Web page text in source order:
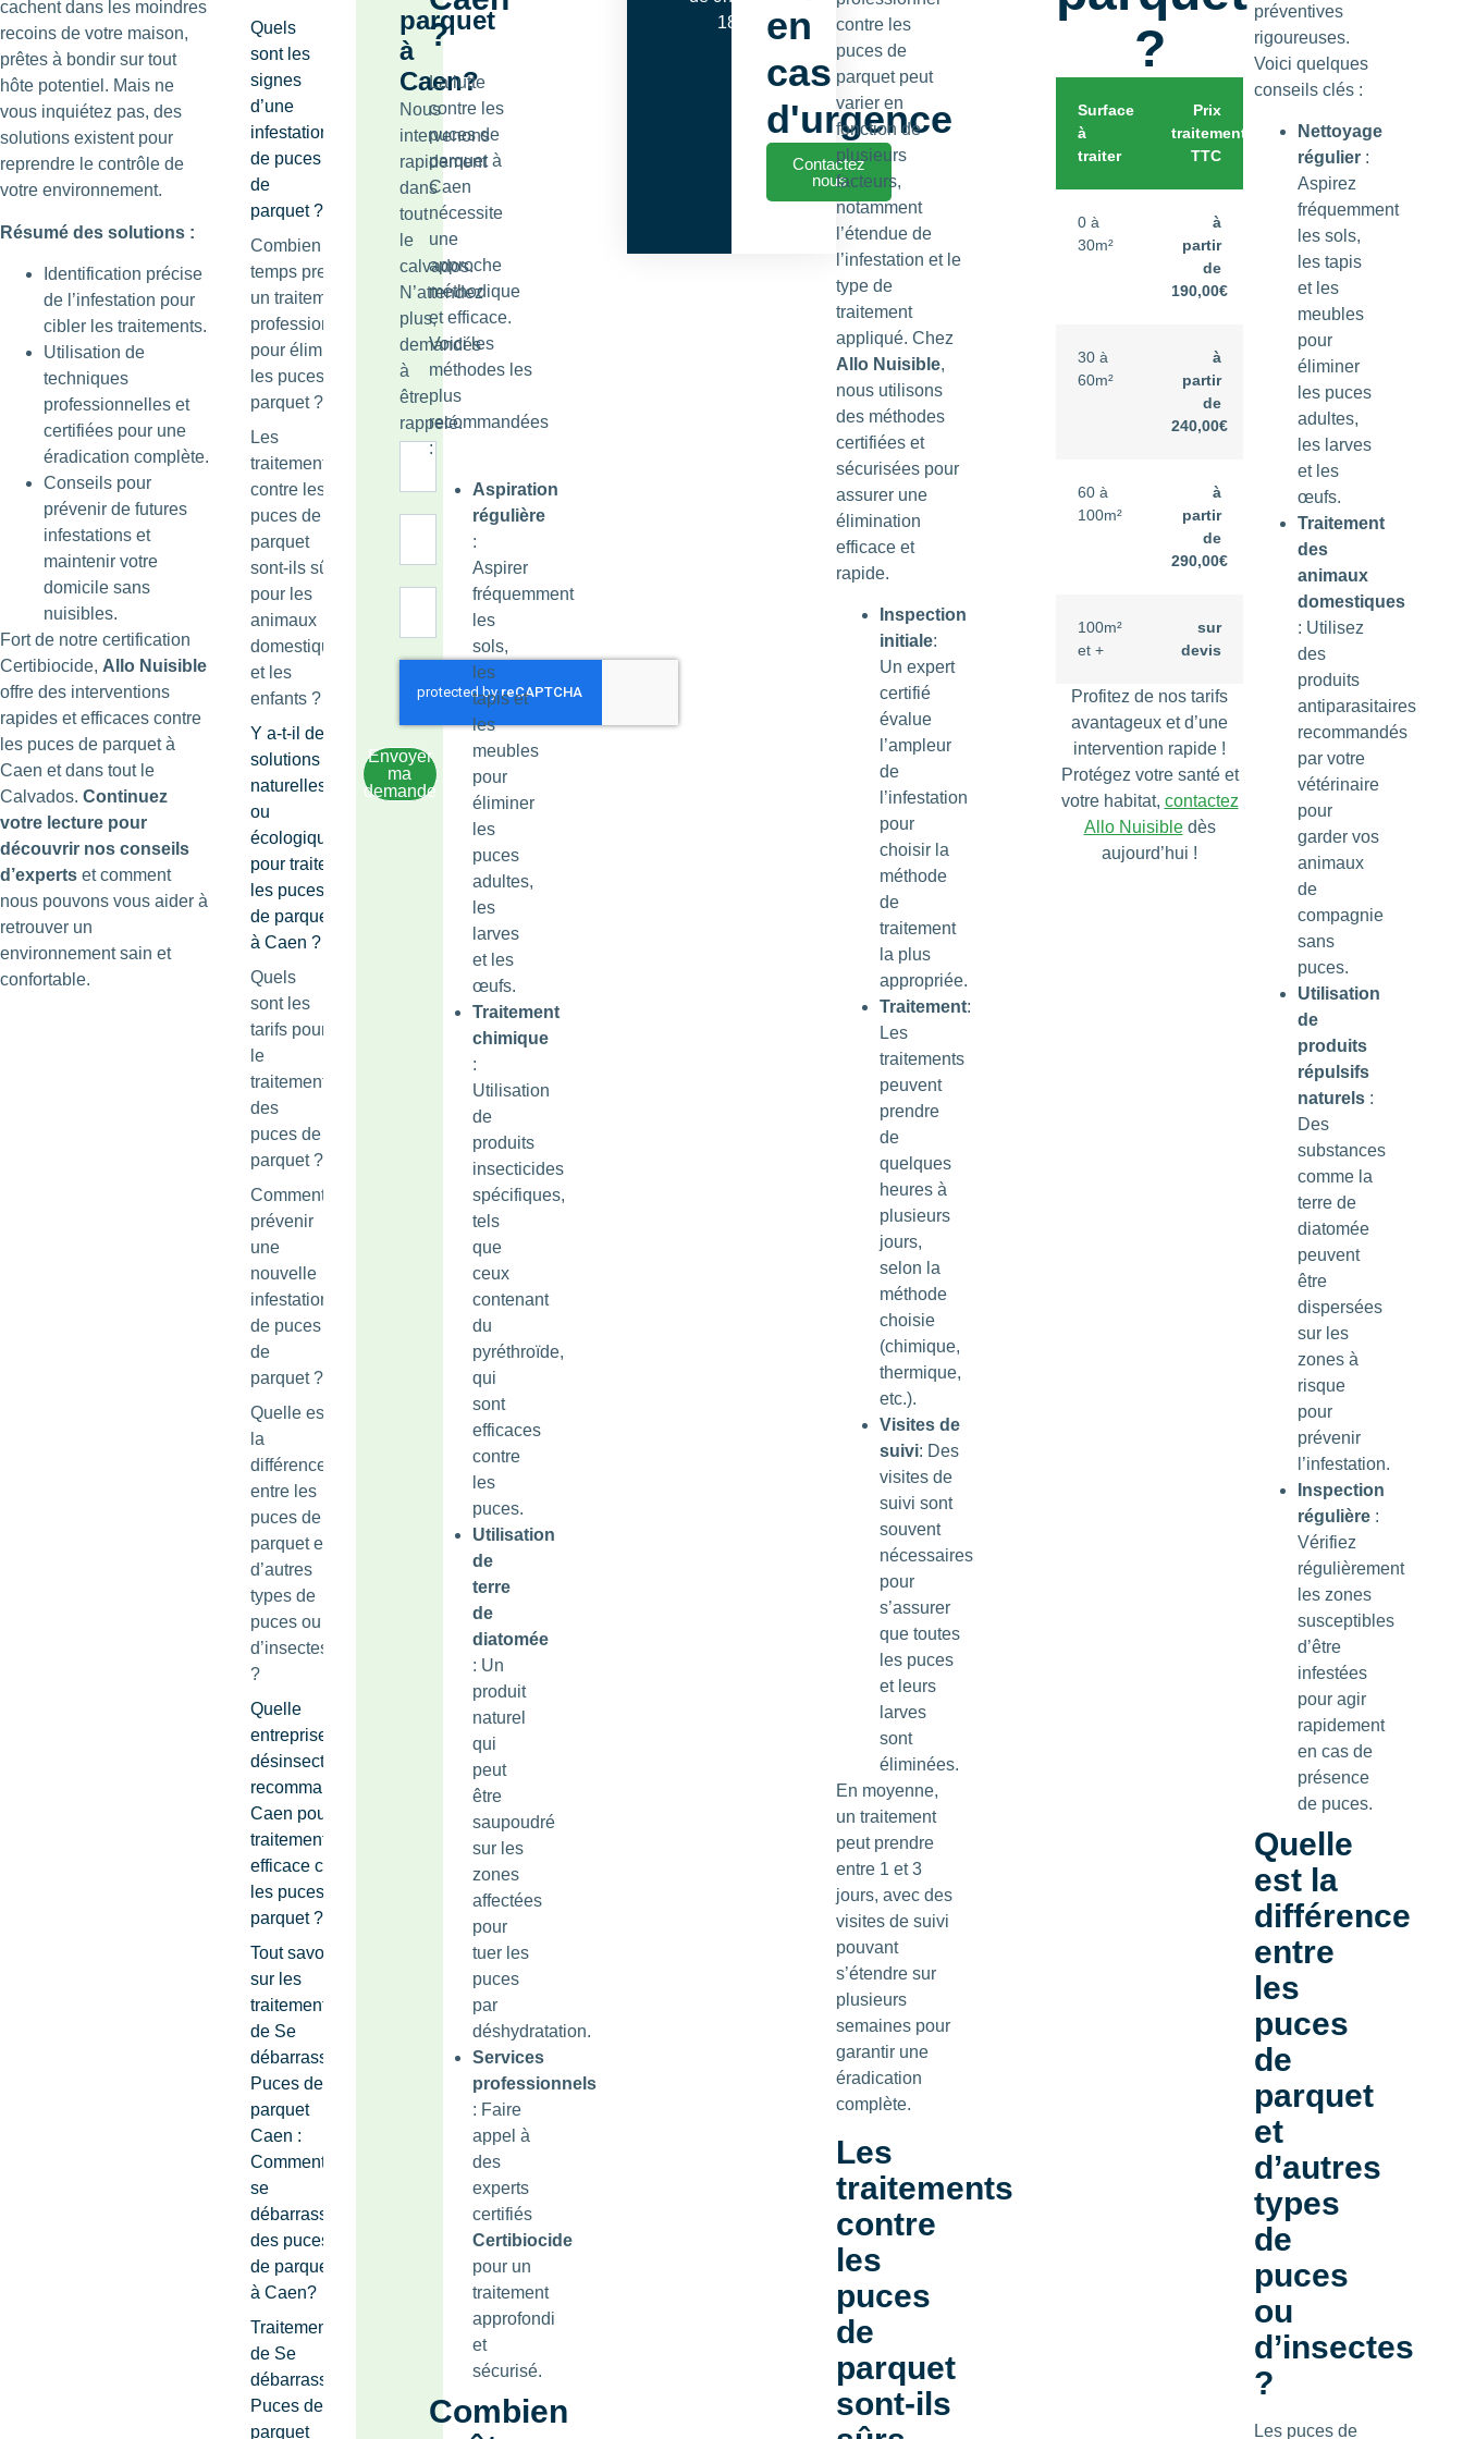
cachent dans les moindres
recoins de votre maison,
prêtes à bondir sur tout
hôte potentiel. Mais ne
vous inquiétez pas, des
solutions existent pour
reprendre le contrôle de
votre environnement.
Résumé des solutions :
Identification précise
de l’infestation pour
cibler les traitements.
Utilisation de
techniques
professionnelles et
certifiées pour une
éradication complète.
Conseils pour
prévenir de futures
infestations et
maintenir votre
domicile sans
nuisibles.
Fort de notre certification
Certibiocide, Allo Nuisible
offre des interventions
rapides et efficaces contre
les puces de parquet à
Caen et dans tout le
Calvados. Continuez
votre lecture pour
découvrir nos conseils
d’experts et comment
nous pouvons vous aider à
retrouver un
environnement sain et
confortable.
Quels
sont les
signes
d’une
infestation
de puces
de
parquet ?
Combien de
temps prend
un traitement
professionnel
pour éliminer
les puces de
parquet ?
Les
traitements
contre les
puces de
parquet
sont-ils sûrs
pour les
animaux
domestiques
et les
enfants ?
Y a-t-il des
solutions
naturelles
ou
écologiques
pour traiter
les puces
de parquet
à Caen ?
Quels
sont les
tarifs pour
le
traitement
des
puces de
parquet ?
Comment
prévenir
une
nouvelle
infestation
de puces
de
parquet ?
Quelle est
la
différence
entre les
puces de
parquet et
d’autres
types de
puces ou
d’insectes
?
Quelle
entreprise de
désinsectisation
recommandée à
Caen pour un
traitement
efficace contre
les puces de
parquet ?
Tout savoir
sur les
traitements
de Se
débarrasser
Puces de
parquet
Caen :
Comment
se
débarrasser
des puces
de parquet
à Caen?
Traitements
de Se
débarrasser
Puces de
parquet
parquet
à
Caen?
Nous
intervenons
rapidement
dans
tout
le
calvados.
N’attendez
plus,
demandés
à
être
rappelé.
Envoyer
ma
demande
?
La lutte
contre les
puces de
parquet à
Caen
nécessite
une
approche
méthodique
et efficace.
Voici les
méthodes les
plus
recommandées
:
Aspiration
régulière
:
Aspirer
fréquemment
les
sols,
les
tapis et
les
meubles
pour
éliminer
les
puces
adultes,
les
larves
et les
œufs.
Traitement
chimique
:
Utilisation
de
produits
insecticides
spécifiques,
tels
que
ceux
contenant
du
pyréthroïde,
qui
sont
efficaces
contre
les
puces.
Utilisation
de
terre
de
diatomée
: Un
produit
naturel
qui
peut
être
saupoudré
sur les
zones
affectées
pour
tuer les
puces
par
déshydratation.
Services
professionnels
: Faire
appel à
des
experts
certifiés
Certibiocide
pour un
traitement
approfondi
et
sécurisé.
Combien
18h00 en
cas
d'urgence
Contactez
nous
contre les
puces de
parquet peut
varier en
fonction de
plusieurs
facteurs,
notamment
l’étendue de
l’infestation et le
type de
traitement
appliqué. Chez
Allo Nuisible,
nous utilisons
des méthodes
certifiées et
sécurisées pour
assurer une
élimination
efficace et
rapide.
Inspection
initiale:
Un expert
certifié
évalue
l’ampleur
de
l’infestation
pour
choisir la
méthode
de
traitement
la plus
appropriée.
Traitement:
Les
traitements
peuvent
prendre
de
quelques
heures à
plusieurs
jours,
selon la
méthode
choisie
(chimique,
thermique,
etc.).
Visites de
suivi: Des
visites de
suivi sont
souvent
nécessaires
pour
s’assurer
que toutes
les puces
et leurs
larves
sont
éliminées.
En moyenne,
un traitement
peut prendre
entre 1 et 3
jours, avec des
visites de suivi
pouvant
s’étendre sur
plusieurs
semaines pour
garantir une
éradication
complète.
Les
traitements
contre
les
puces
de
parquet
sont-ils
?
Surface
à
traiter
Prix
traitement
TTC
0 à
30m²
à
partir
de
190,00€
30 à
60m²
à
partir
de
240,00€
60 à
100m²
à
partir
de
290,00€
100m²
et +
sur
devis
Profitez de nos tarifs
avantageux et d’une
intervention rapide !
Protégez votre santé et
votre habitat, contactez
Allo Nuisibledès
aujourd’hui !
préventives
rigoureuses.
Voici quelques
conseils clés :
Nettoyage
régulier :
Aspirez
fréquemment
les sols,
les tapis
et les
meubles
pour
éliminer
les puces
adultes,
les larves
et les
œufs.
Traitement
des
animaux
domestiques
: Utilisez
des
produits
antiparasitaires
recommandés
par votre
vétérinaire
pour
garder vos
animaux
de
compagnie
sans
puces.
Utilisation
de
produits
répulsifs
naturels :
Des
substances
comme la
terre de
diatomée
peuvent
être
dispersées
sur les
zones à
risque
pour
prévenir
l’infestation.
Inspection
régulière :
Vérifiez
régulièrement
les zones
susceptibles
d’être
infestées
pour agir
rapidement
en cas de
présence
de puces.
Quelle
est la
différence
entre
les
puces
de
parquet
et
d’autres
types
de
puces
ou
d’insectes
?
Les puces de